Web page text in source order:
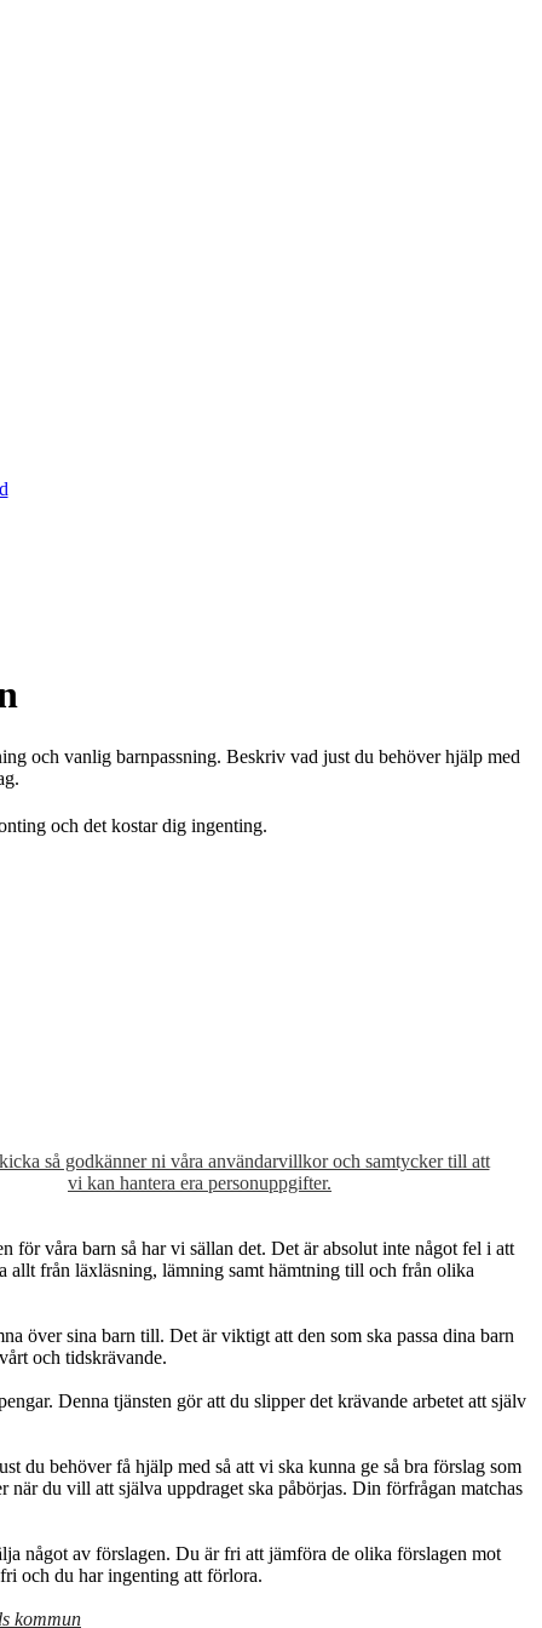
och vanlig barnpassning. Beskriv vad just du behöver hjälp med
och det kostar dig ingenting.
så godkänner ni våra användarvillkor och samtycker till att
vi kan hantera era personuppgifter.
för våra barn så har vi sällan det. Det är absolut inte något fel i att
allt från läxläsning, lämning samt hämtning till och från olika
över sina barn till. Det är viktigt att den som ska passa dina barn
och tidskrävande.
Denna tjänsten gör att du slipper det krävande arbetet att själv
du behöver få hjälp med så att vi ska kunna ge så bra förslag som
du vill att själva uppdraget ska påbörjas. Din förfrågan matchas
något av förslagen. Du är fri att jämföra de olika förslagen mot
och du har ingenting att förlora.
kommun